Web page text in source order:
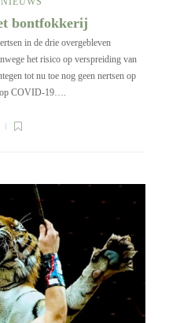
bontfokkerij
in de drie overgebleven
het risico op verspreiding van
tot nu toe nog geen nertsen op
COVID-19….